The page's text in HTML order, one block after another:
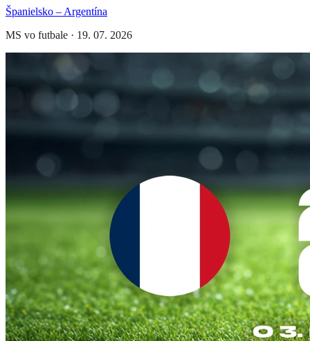
Španielsko – Argentína
MS vo futbale · 19. 07. 2026